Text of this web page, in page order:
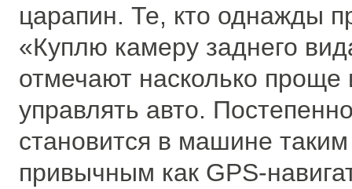
царапин. Те, кто однажды
«Куплю камеру заднего
отмечают насколько проще
управлять авто.
становится в машине
привычным как GPS-